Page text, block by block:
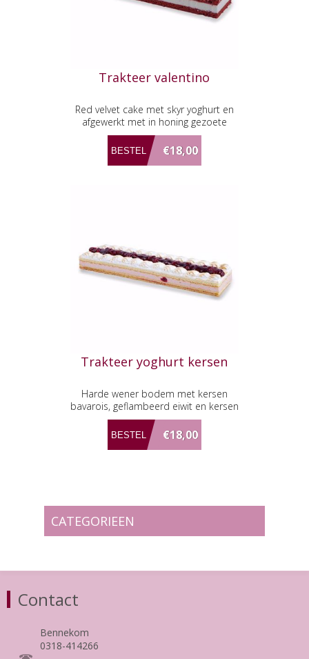
Trakteer valentino
Red velvet cake met skyr yoghurt en
afgewerkt met in honing gezoete
noten melange.
€18,00
Trakteer yoghurt kersen
Harde wener bodem met kersen
bavarois, geflambeerd eiwit en kersen
compote.
€18,00
CATEGORIEEN
Contact
Bennekom
0318-414266